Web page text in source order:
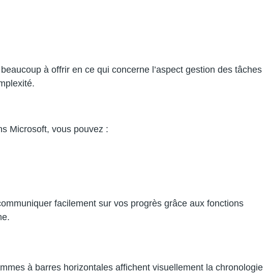
à offrir en ce qui concerne l’aspect gestion des tâches
Microsoft, vous pouvez :
facilement sur vos progrès grâce aux fonctions
à barres horizontales affichent visuellement la chronologie